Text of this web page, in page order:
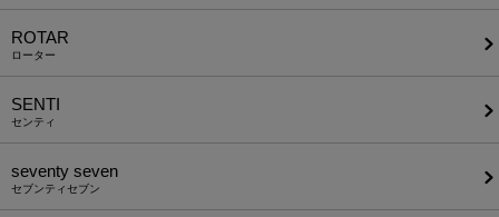
ROTAR
ローター
SENTI
センティ
seventy seven
セブンティセブン